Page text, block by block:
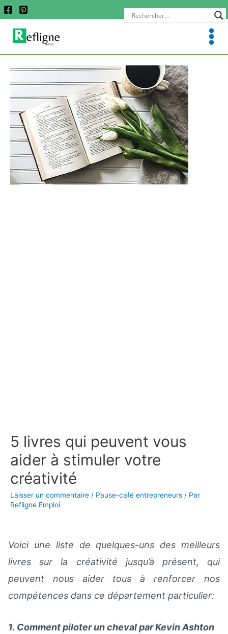
5 livres qui peuvent vous
aider à stimuler votre
créativité
Laisser un commentaire / Pause-café entrepreneurs / Par
Refligne Emploi
Voici une liste de quelques-uns des meilleurs
livres sur la créativité jusqu’à présent, qui
peuvent nous aider tous à renforcer nos
compétences dans ce département particulier:
1. Comment piloter un cheval par Kevin Ashton